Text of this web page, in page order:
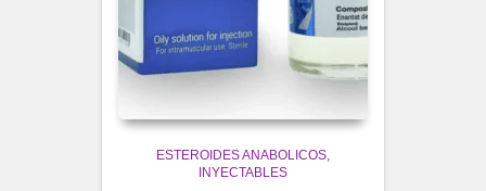
ESTEROIDES ANABOLICOS
INYECTABLES